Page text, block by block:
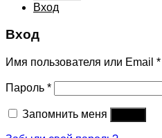
Вход
Вход
Имя пользователя или Email *
Пароль *
Запомнить меня